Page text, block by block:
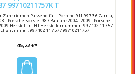
987 99710211757KIT
Passend für - Porsche 911 997 3.6 Carrea,
- Porsche Boxster 987 Baujahr 2004 - 2009 - Porsche
Hersteller : HT Herstellernummer : 997 102 117 57-
: 997 102 117 57 / 99710211757
45,22 €*